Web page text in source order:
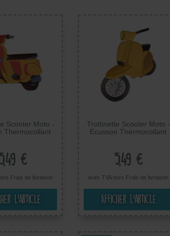
Scooter Moto -
Thermocollant
5,49 €
Frais de livraison
l’article
Trottinette Scooter Moto -
Ecusson Thermocollant
5,49 €
avec TVA hors Frais de livraison
Afficher l’article